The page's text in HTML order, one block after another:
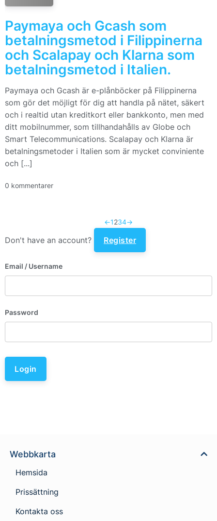
Paymaya och Gcash som
betalningsmetod i Filippinerna
och Scalapay och Klarna som
betalningsmetod i Italien.
Paymaya och Gcash är e-plånböcker på Filippinerna
som gör det möjligt för dig att handla på nätet, säkert
och i realtid utan kreditkort eller bankkonto, men med
ditt mobilnummer, som tillhandahålls av Globe och
Smart Telecommunications. Scalapay och Klarna är
betalningsmetoder i Italien som är mycket conviniente
och [...]
0 kommentarer
←1234→
Don't have an account? Register
Email / Username
Password
Login
Webbkarta
Hemsida
Prissättning
Kontakta oss